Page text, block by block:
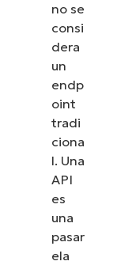
no se
consi
dera
un
endp
oint
tradi
ciona
l. Una
API
es
una
pasar
ela